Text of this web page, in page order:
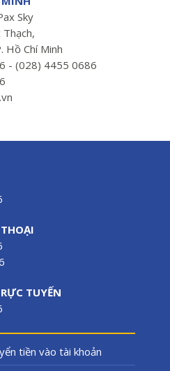
Sky
Hồ Chí Minh
- (028) 4455 0686
TUYẾN
tiền vào tài khoản